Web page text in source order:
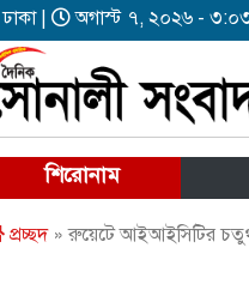
ঢাকা | অগাস্ট ৭, ২০২৬ -
শিরোনাম
প্রচ্ছদ» রুয়েটে আইআইসিটির